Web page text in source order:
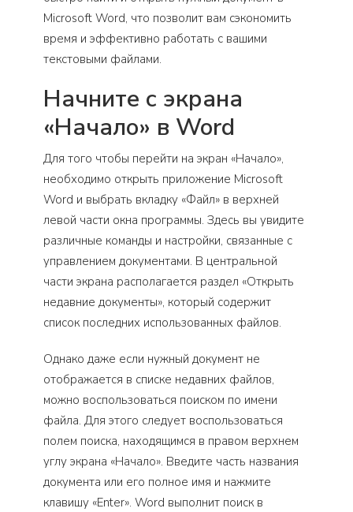
Microsoft Word, что позволит вам сэкономить
время и эффективно работать с вашими
текстовыми файлами.
Начните с экрана
«Начало» в Word
Для того чтобы перейти на экран «Начало»,
необходимо открыть приложение Microsoft
Word и выбрать вкладку «Файл» в верхней
левой части окна программы. Здесь вы увидите
различные команды и настройки, связанные с
управлением документами. В центральной
части экрана располагается раздел «Открыть
недавние документы», который содержит
список последних использованных файлов.
Однако даже если нужный документ не
отображается в списке недавних файлов,
можно воспользоваться поиском по имени
файла. Для этого следует воспользоваться
полем поиска, находящимся в правом верхнем
углу экрана «Начало». Введите часть названия
документа или его полное имя и нажмите
клавишу «Enter». Word выполнит поиск в